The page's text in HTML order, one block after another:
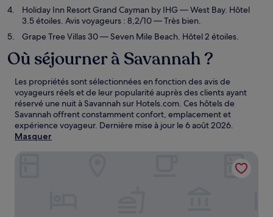
Holiday Inn Resort Grand Cayman by IHG— West Bay. Hôtel
3.5 étoiles. Avis voyageurs : 8,2/10 — Très bien.
Grape Tree Villas 30— Seven Mile Beach. Hôtel 2 étoiles.
Où séjourner à Savannah ?
Les propriétés sont sélectionnées en fonction des avis de
voyageurs réels et de leur popularité auprès des clients ayant
réservé une nuit à Savannah sur Hotels.com. Ces hôtels de
Savannah offrent constamment confort, emplacement et
expérience voyageur. Dernière mise à jour le6 août 2026.
Masquer